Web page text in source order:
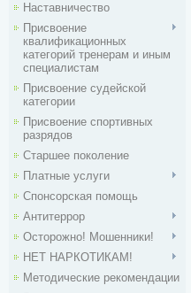
Наставничество
Присвоение
квалификационных
категорий тренерам и иным
специалистам
Присвоение судейской
категории
Присвоение спортивных
разрядов
Старшее поколение
Платные услуги
Спонсорская помощь
Антитеррор
Осторожно! Мошенники!
НЕТ НАРКОТИКАМ!
Методические рекомендации